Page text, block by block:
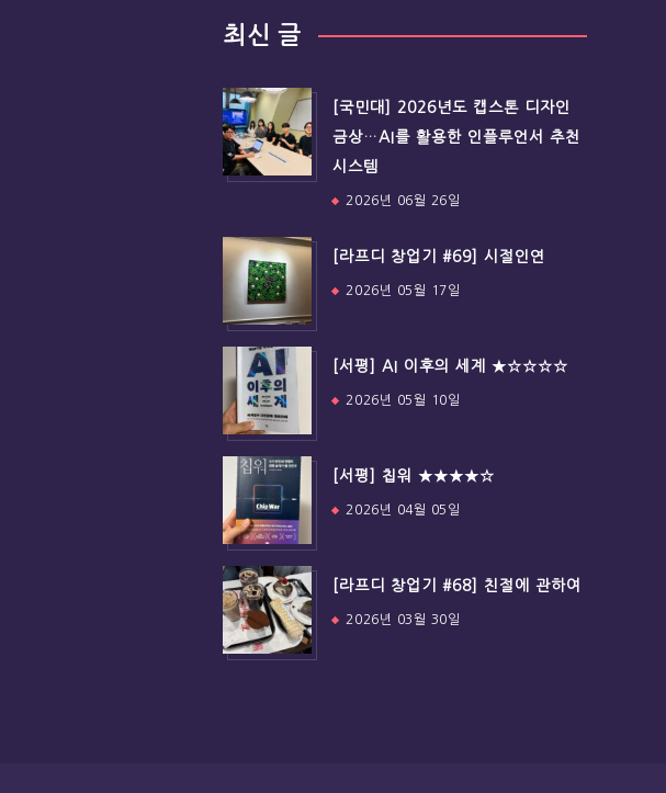
최신 글
[국민대] 2026년도 캡스톤 디자인
금상…AI를 활용한 인플루언서 추천
시스템
2026년 06월 26일
[라프디 창업기 #69] 시절인연
2026년 05월 17일
[서평] AI 이후의 세계 ★☆☆☆☆
2026년 05월 10일
[서평] 칩워 ★★★★☆
2026년 04월 05일
[라프디 창업기 #68] 친절에 관하여
2026년 03월 30일